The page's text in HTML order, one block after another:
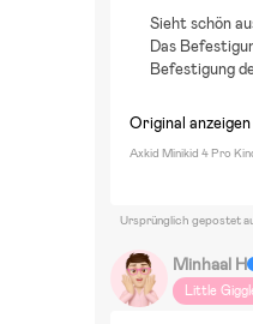
Sieht schön
Das
Befestigung
Original anzeigen
Axkid Minikid 4 Pro
Ursprünglich gepostet
Minhaal H
Little